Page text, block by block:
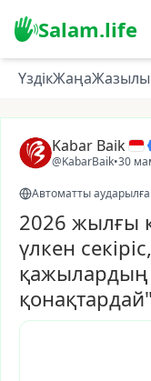
Salam.life
ҮздікЖаңа
Kabar Baik
@KabarBaik•30
Автоматты
2026 жылғы
үлкен
қажылардың